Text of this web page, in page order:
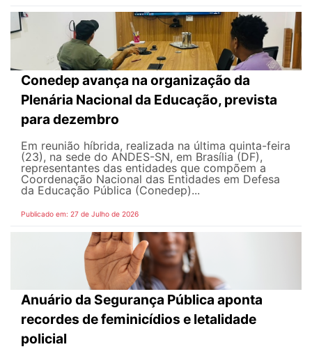
Conedep avança na organização da
Plenária Nacional da Educação, prevista
para dezembro
Em reunião híbrida, realizada na última quinta-feira
(23), na sede do ANDES-SN, em Brasília (DF),
representantes das entidades que compõem a
Coordenação Nacional das Entidades em Defesa
da Educação Pública (Conedep)...
Publicado em: 27 de Julho de 2026
Anuário da Segurança Pública aponta
recordes de feminicídios e letalidade
policial